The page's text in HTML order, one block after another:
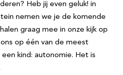
Heb jij even geluk! in
nemen we je de komende
graag mee in onze kijk op
op één van de meest
kind: autonomie. Het is